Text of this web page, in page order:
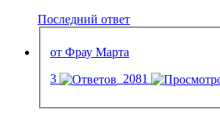
Последний ответ
от Фрау Марта
3
2081